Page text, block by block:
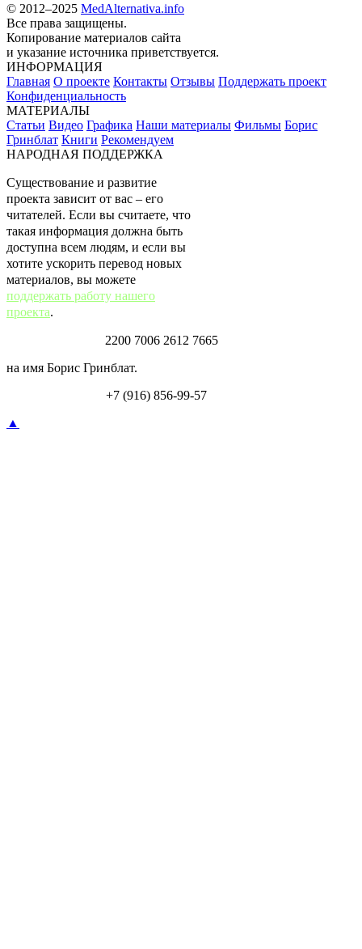
половина, если не больше. Им надо подносить на
блюдечке, и это реальность.
Иначе многие вас всерьёз не воспримут.
Что касается картинки в посте, её
«альтернативный источник» вряд ли заслужит
доверия у скептиков.
Если, конечно, «в интернете» не найдутся
исследования, упоминающие эти цифры, которые
можно было бы указать…
© 2012–2025 MedAlternativa.info
Все права защищены.
Копирование материалов сайта
и указание источника приветствуется.
ИНФОРМАЦИЯ
Главная О проекте Контакты Отзывы Поддержать проект
Конфиденциальность
МАТЕРИАЛЫ
Статьи Видео Графика Наши материалы Фильмы Борис
Гринблат Книги Рекомендуем
НАРОДНАЯ ПОДДЕРЖКА
Существование и развитие
проекта зависит от вас – его
читателей. Если вы считаете, что
такая информация должна быть
доступна всем людям, и если вы
хотите ускорить перевод новых
материалов, вы можете
поддержать работу нашего
проекта.
2200 7006 2612 7665
на имя Борис Гринблат.
+7 (916) 856-99-57
▲